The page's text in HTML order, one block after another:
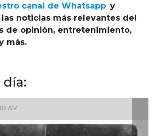
canal de Whatsapp y
noticias más relevantes del
de opinión, entretenimiento,
más.
/ 10:54 AM